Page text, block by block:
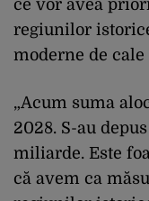
ce vor avea
regiunilor
moderne de cale
„Acum suma
2028. S-au
miliarde. Este
că avem ca